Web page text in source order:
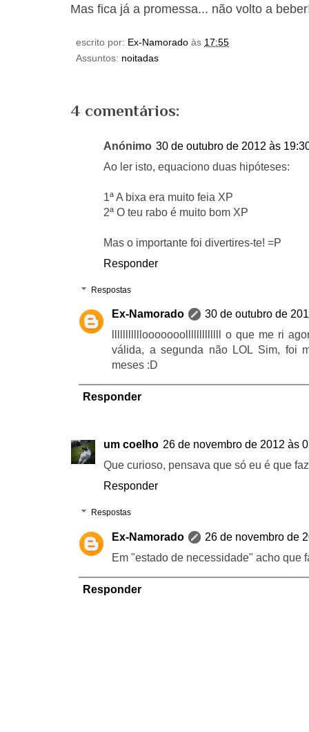
Mas fica já a promessa... não volto a
escrito por: Ex-Namorado às 17:55
Assuntos: noitadas
4 comentários:
Anónimo 30 de outubro de 2012 às
Ao ler isto, equaciono duas hipóteses:
1ª A bixa era muito feia XP
2ª O teu rabo é muito bom XP
Mas o importante foi divertires-te! =P
Responder
Respostas
Ex-Namorado
30 de outubro de
lllllllllllooooooolllllllllllll o que me ri
válida, a segunda não LOL Sim, foi
meses :D
Responder
um coelho 26 de novembro de 2012 às
Que curioso, pensava que só eu é que
Responder
Respostas
Ex-Namorado
26 de novembro de
Em "estado de necessidade" acho que
Responder